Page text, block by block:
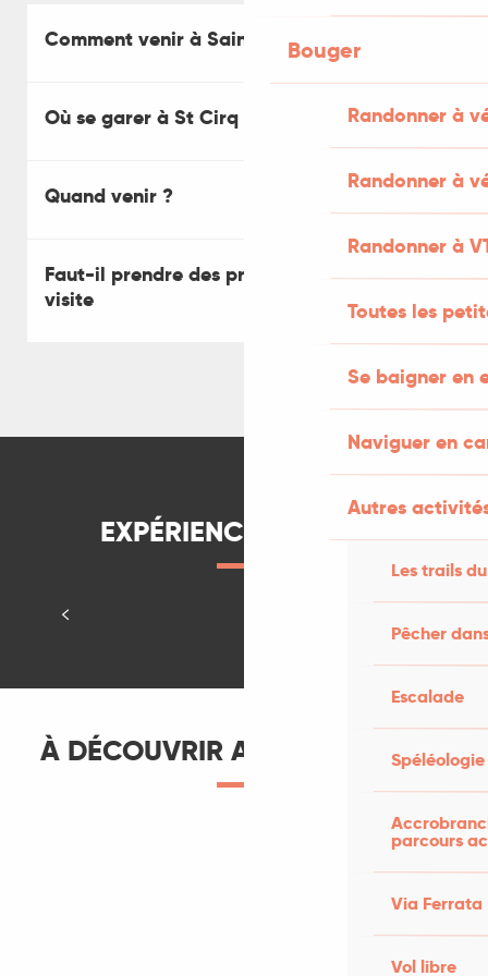
Bouger
Randonner à
Randonner à
Randonner à
Toutes les
Se baigner en
Naviguer en
Autres
Les trails
Pêcher
Escalade
Spéléologie
parcours
Via Ferrata
Vol libre
Comment venir à Saint-Cirq-Lapopie ?
Où se garer à St Cirq Lapopie ?
Quand venir ?
Faut-il prendre des précautions pour la
visite
EXPÉRIENCES À VIVRE
Notre croisière pirate sur le Lot
À DÉCOUVRIR AUX ALENTOURS